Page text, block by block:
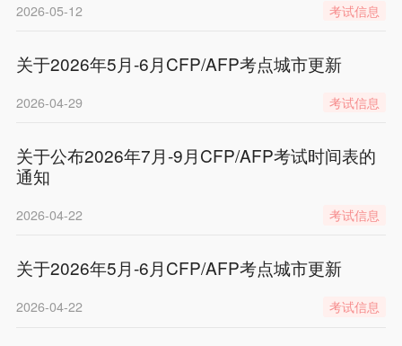
2026-05-12 考试信息
关于2026年5月-6月CFP/AFP考点城市更新
2026-04-29 考试信息
关于公布2026年7月-9月CFP/AFP考试时间表的
通知
2026-04-22 考试信息
关于2026年5月-6月CFP/AFP考点城市更新
2026-04-22 考试信息